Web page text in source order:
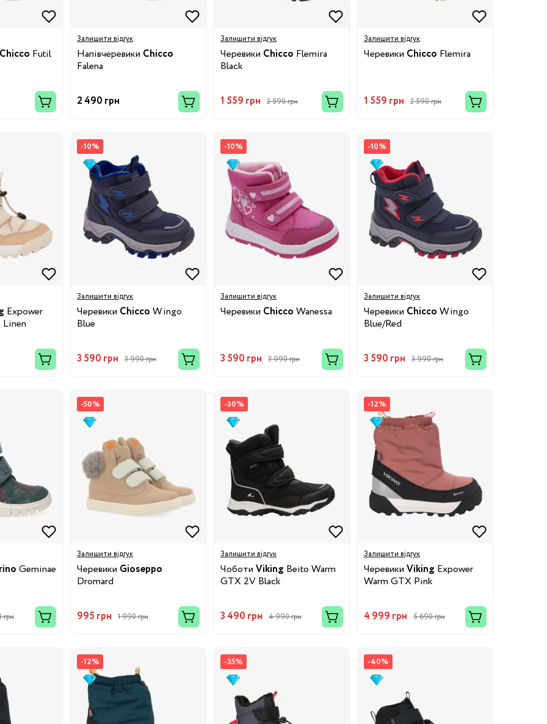
24
29
33/34
Бренди:
Chicco Futil
Залишити відгук
Напівчеревики Chicco
Falena
2 490 грн
Залишити відгук
Черевики Chicco Flemira
Black
1 559 грн 2 590 грн
Залишити відгук
Черевики Chicco Flemira
1 559 грн 2 590 грн
Expower
Linen
-10%
Залишити відгук
Черевики Chicco Wingo
Blue
3 590 грн 3 990 грн
-10%
Залишити відгук
Черевики Chicco Wanessa
3 590 грн 3 990 грн
-10%
Залишити відгук
Черевики Chicco Wingo
Blue/Red
3 590 грн 3 990 грн
Geminae
-50%
Залишити відгук
Черевики Gioseppo
Dromard
995 грн 1 990 грн
-30%
Залишити відгук
Чоботи Viking Beito Warm
GTX 2V Black
3 490 грн 4 990 грн
-12%
Залишити відгук
Черевики Viking Expower
Warm GTX Pink
4 999 грн 5 690 грн
-12% -35% -40%